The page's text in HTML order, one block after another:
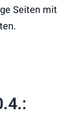
Seiten mit